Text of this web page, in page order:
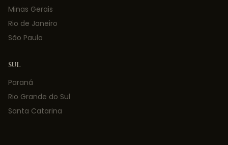
Minas Gerais
Rio de Janeiro
São Paulo
SUL
Paraná
Rio Grande do Sul
Santa Catarina